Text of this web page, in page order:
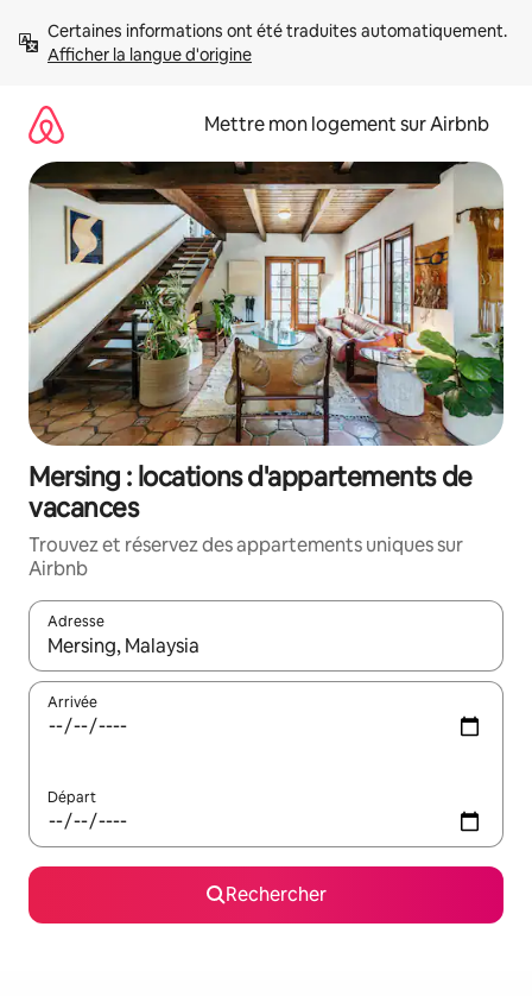
directement
Afficher la langue d'origine
Mettre mon logement sur Airbnb
Mersing : locations d'appartements de
vacances
Trouvez et réservez des appartements uniques sur
Airbnb
Adresse
Lorsque les résultats s'affichent, utilisez les flèches vers le
Arrivée
Départ
Rechercher